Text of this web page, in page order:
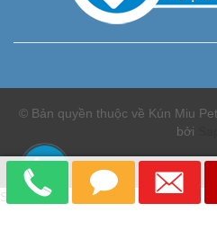
© Bản quyền thuộc về Kún Miu
bởi
So sánh